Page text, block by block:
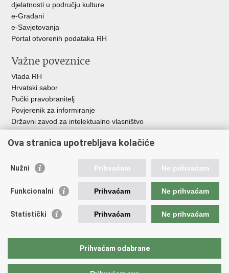
djelatnosti u području kulture
e-Građani
e-Savjetovanja
Portal otvorenih podataka RH
Važne poveznice
Vlada RH
Hrvatski sabor
Pučki pravobranitelj
Povjerenik za informiranje
Državni zavod za intelektualno vlasništvo
HAKOM
Ostale poveznice
Hrvatski audiovizualni centar
Creative Europe
EU National Institutes for Culture
Međunarodni centar za podvodnu arheologiju u Zadru (MCPA)
Ova stranica upotrebljava kolačiće
Nužni Prihvaćam Ne prihvaćam
Funkcionalni Prihvaćam Ne prihvaćam
Statistički Prihvaćam Ne prihvaćam
Prihvaćam odabrane